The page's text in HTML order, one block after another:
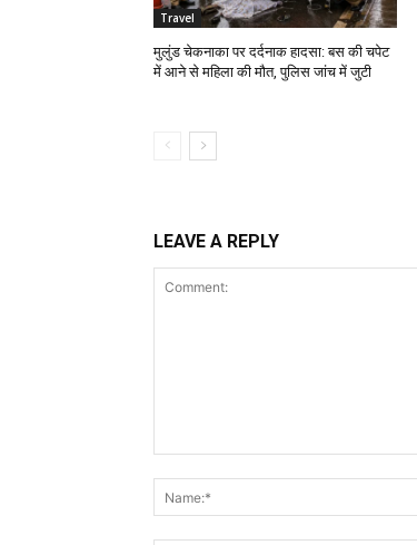
Travel
मुलुंड चेकनाका पर दर्दनाक हादसा: बस की चपेट
में आने से महिला की मौत, पुलिस जांच में जुटी
LEAVE A REPLY